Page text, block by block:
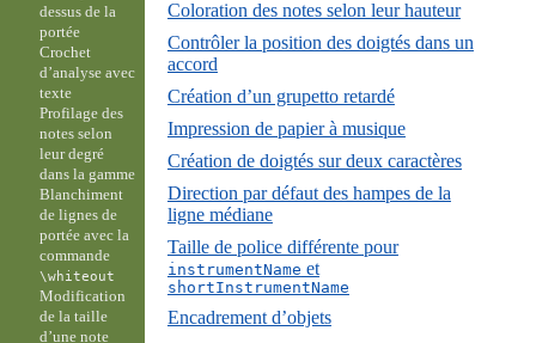
Coloration des notes selon leur hauteur
Contrôler la position des doigtés dans un
accord
Création d’un grupetto retardé
Impression de papier à musique
Création de doigtés sur deux caractères
Direction par défaut des hampes de la
ligne médiane
Taille de police différente pour
instrumentName et
shortInstrumentName
Encadrement d’objets
dessus de la
portée
Crochet
d’analyse avec
texte
Profilage des
notes selon
leur degré
dans la gamme
Blanchiment
de lignes de
portée avec la
commande
\whiteout
Modification
de la taille
d’une note